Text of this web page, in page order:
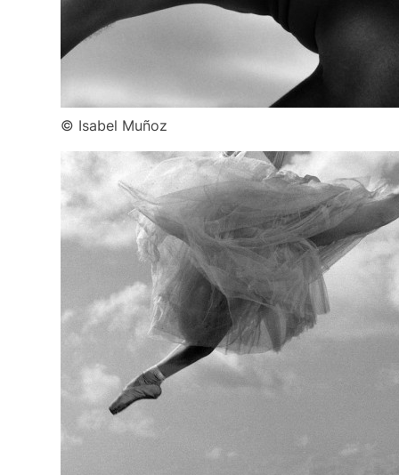
© Isabel Muñoz